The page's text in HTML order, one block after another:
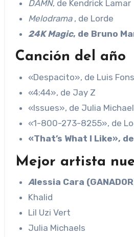
DAMN, de Kendrick Lamar
Melodrama, de Lorde
24K Magic, de Bruno
Canción del año
«Despacito», de Luis
«4:44», de Jay Z
«Issues», de Julia
«1-800-273-8255», de
«That’s What I Like»,
Mejor artista
Alessia Cara
Khalid
Lil Uzi Vert
Julia Michaels